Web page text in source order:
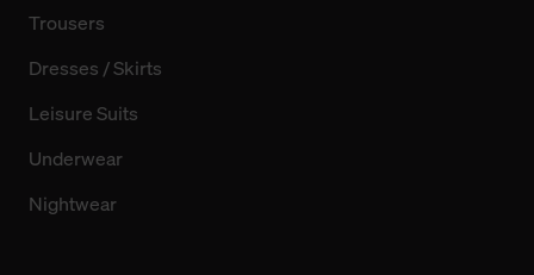
Trousers
Dresses / Skirts
Leisure Suits
Underwear
Nightwear